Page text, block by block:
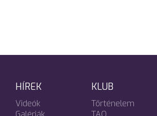
HÍREK
Videók
KLUB
Történelem